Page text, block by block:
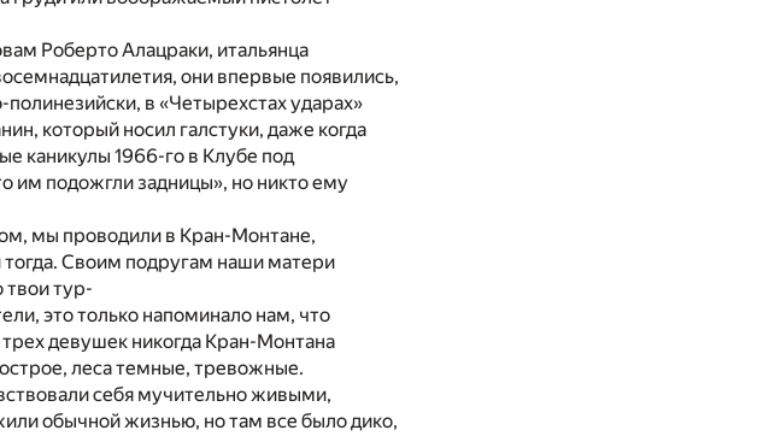
Роберто Алацраки, итальянца
они впервые появились,
в «Четырехстах ударах»
который носил галстуки, даже когда
каникулы 1966-го в Клубе под
им подо­жгли задницы», но никто ему
мы проводили в Кран-Монтане,
Своим подругам наши матери
твои тур-
это только напоминало нам, что
девушек никогда Кран-Монтана
леса темные, тревожные.
себя мучительно живыми,
обычной жизнью, но там все было дико,